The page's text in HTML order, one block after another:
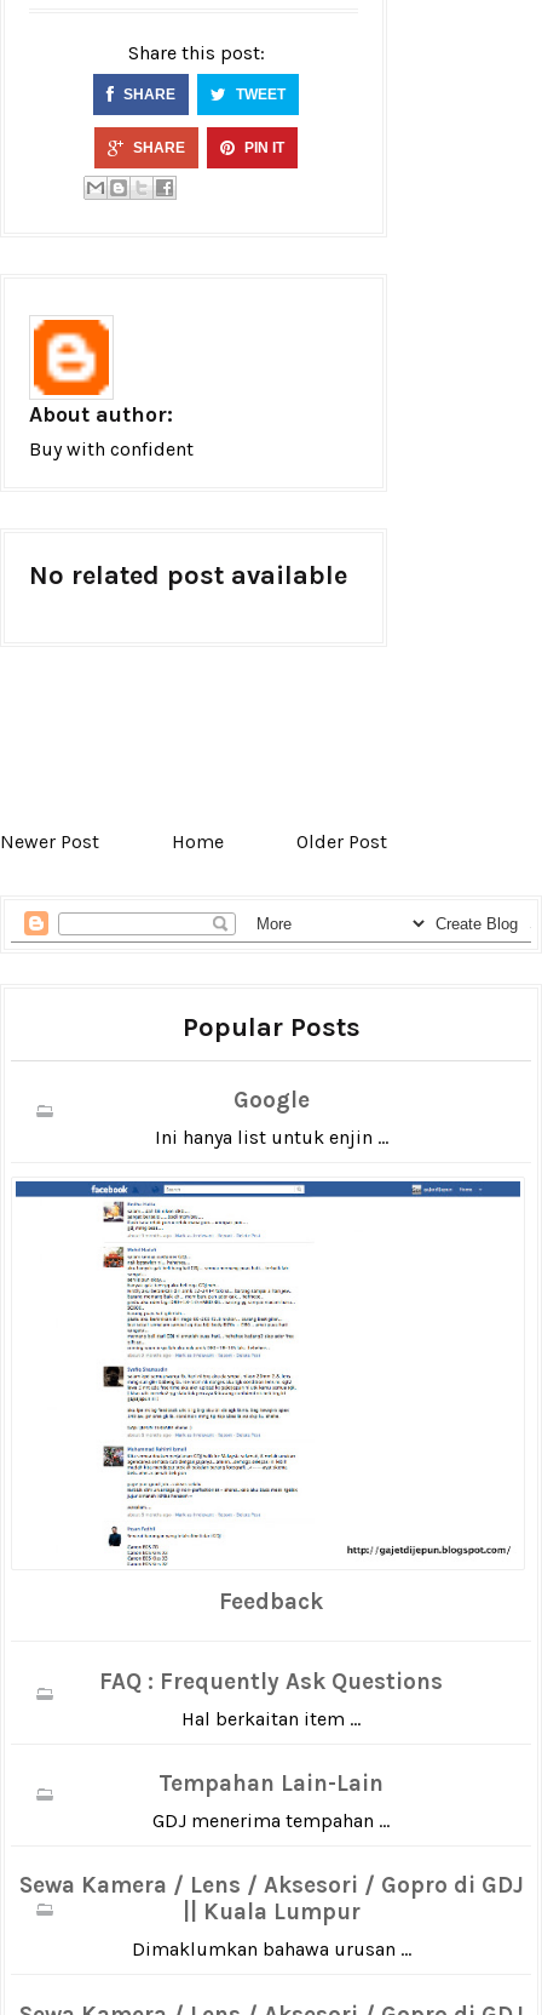
Share this post:
SHARE TWEET
SHARE PIN IT
About author:
Buy with confident
No related post available
Newer Post Home Older Post
Popular Posts
Google
Ini hanya list untuk enjin ...
Feedback
FAQ : Frequently Ask Questions
Hal berkaitan item ...
Tempahan Lain-Lain
GDJ menerima tempahan ...
Sewa Kamera / Lens / Aksesori / Gopro di GDJ
|| Kuala Lumpur
Dimaklumkan bahawa urusan ...